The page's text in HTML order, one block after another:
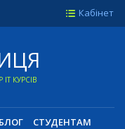
Кабінет
IT КУРСІВ
БЛОГ
СТУДЕНТАМ